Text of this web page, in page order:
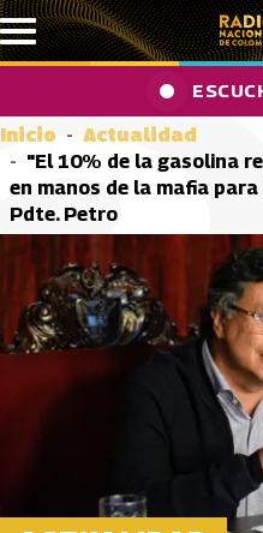
Pasar al contenido principal
Inicio
Actualidad
"El 10% de la gasolina
en manos de la mafia
Pdte. Petro